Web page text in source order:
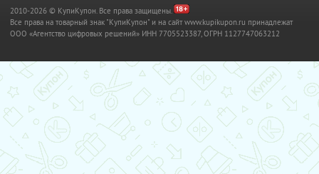
2010-2026 © КупиКупон. Все права защищены.
Все права на товарный знак "КупиКупон" и на сайт www.kupikupon.ru принадлежат
OOO «Агентство цифровых решений» ИНН 7705523387, ОГРН 1127747063212